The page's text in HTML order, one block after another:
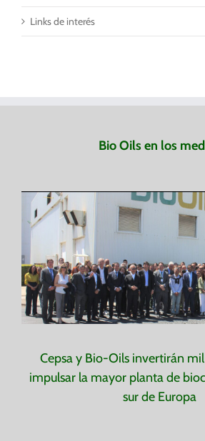
Links de interés
Bio Oils en los
Cepsa y Bio-Oils invertirán
impulsar la mayor planta de
sur de Europa